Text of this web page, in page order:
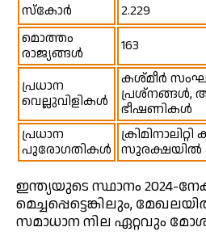
സ്കോർ
2.229
മൊത്തം
രാജ്യങ്ങൾ
163
പ്രധാന
വെല്ലുവിളികൾ
കശ്മീർ
പ്രശ്നങ്ങൾ,
ഭീഷണികൾ
പ്രധാന
പുരോഗതികൾ സുരക്ഷയിൽ
ഇന്ത്യയുടെ സ്ഥാനം 2024-
മെച്ചപ്പെട്ടെങ്കിലും,
സമാധാന നില ഏറ്റവും